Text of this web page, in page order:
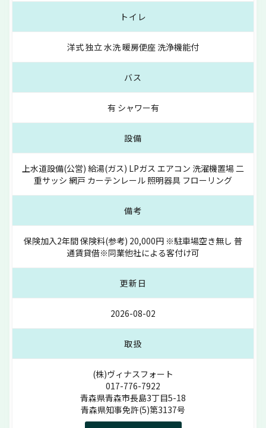
トイレ
洋式 独立 水洗 暖房便座 洗浄機能付
バス
有 シャワー有
設備
上水道設備(公営) 給湯(ガス) LPガス エアコン 洗濯機置場 二
重サッシ 網戸 カーテンレール 照明器具 フローリング
備考
保険加入2年間 保険料(参考) 20,000円 ※駐車場空き無し 普
通賃貸借※同業他社による客付け可
更新日
2026-08-02
取扱
(株)ヴィナスフォート
017-776-7922
青森県青森市長島3丁目5-18
青森県知事免許(5)第3137号